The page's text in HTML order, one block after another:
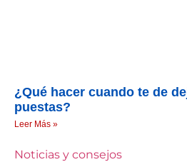
¿Qué hacer cuando te de
puestas?
Leer Más »
Noticias y consejos